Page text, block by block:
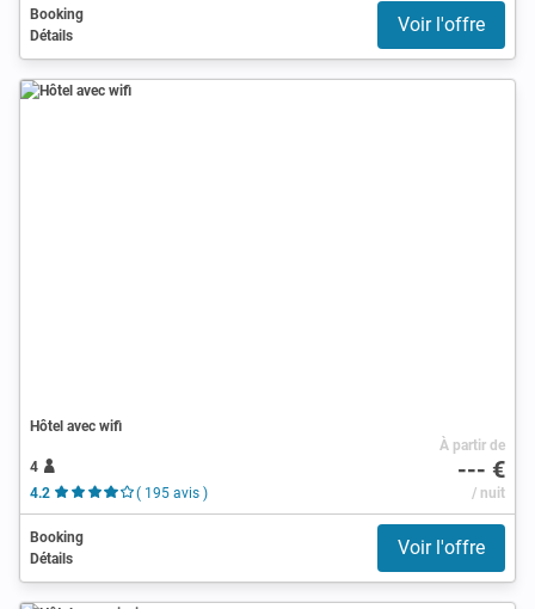
Booking
Détails
Voir l'offre
Hôtel avec wifi
4
4.2
( 195 avis )
À partir de
--- €
/ nuit
Booking
Détails
Voir l'offre